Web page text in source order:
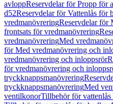
avloppReservdelar för Propp för
d52Reservdelar för Vattenlås för
vredmanövreringReservdelar för
frontsats för vredmanövrering
vredmanövreringMed
för Med vredmanövrering och
vredmanövrering och inloppsrör
för vredmanövrering och
tryckknappsmanövrering
tryckknappsmanövreringMed
ventilkonorTillbehör för